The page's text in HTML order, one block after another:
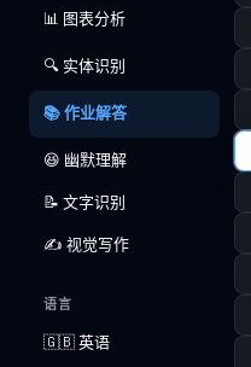
📊 图表分析
🔍 实体识别
📚 作业解答
😆 幽默理解
📝 文字识别
✍️ 视觉写作
语言
🇬🇧 英语